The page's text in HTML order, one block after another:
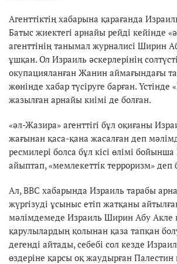
Агенттіктің хабарына қарағанда
Батыс жиектегі арнайы рейді кейінде
агенттінің танымал журналисі Ширин
ұшқан. Ол Израиль әскерлерінің
окупацияланған Жанин аймағындағы
жөнінде хабар түсіруге барған. Үстінде
жазылған арнайы киімі де болған.
«әл-Жазира» агенттігі бұл оқиғаны
жағынан қаса-қана жасалған деп
ресмилері болса бұл кісі өлімі бойынша
айыптап, «мемлекеттік терроризм» деп
Ал, BBC хабарында Израиль тарабы
жүргізуді ұсыныс етіп жатқаны
мәлімдемеде Израиль Ширин Абу Акле
қарулылардың қолынан қаза тапқан
дегенді айтады, себебі сол кезде
өздеріне қарсы оқ жаудырған